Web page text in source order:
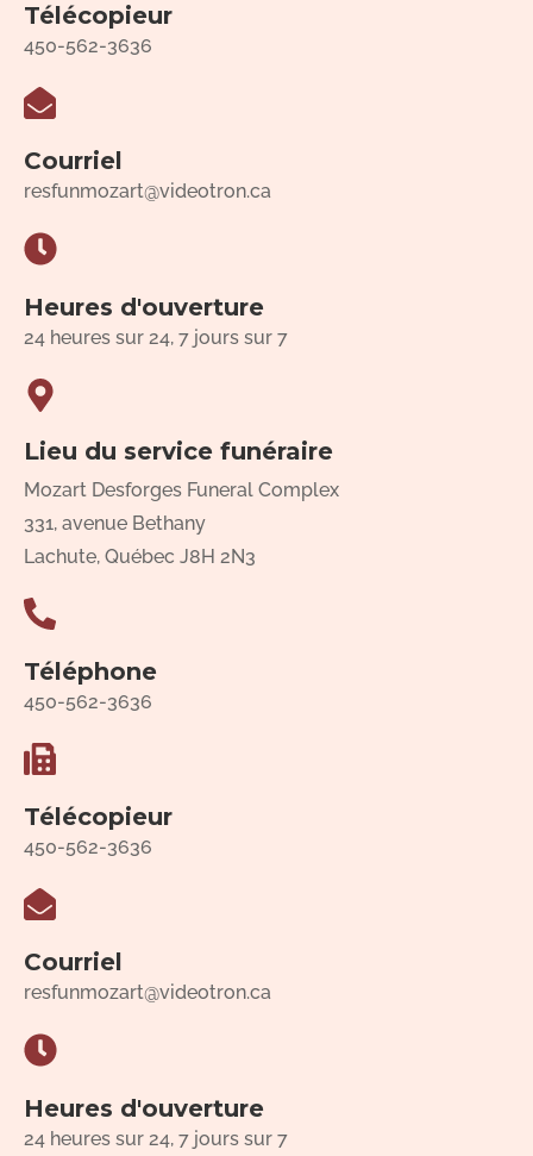
Télécopieur
450-562-3636
Courriel
resfunmozart@videotron.ca
Heures d'ouverture
24 heures sur 24, 7 jours sur 7
Lieu du service funéraire
Mozart Desforges Funeral Complex
331, avenue Bethany
Lachute, Québec J8H 2N3
Téléphone
450-562-3636
Télécopieur
450-562-3636
Courriel
resfunmozart@videotron.ca
Heures d'ouverture
24 heures sur 24, 7 jours sur 7